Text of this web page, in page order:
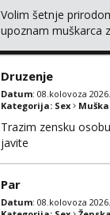
Volim šetnje
upoznam muškarca
Druzenje
Datum: 08.kolovoza 2026.
Kategorija: Sex
Trazim zensku
javite
Par
Datum: 08.kolovoza 2026.